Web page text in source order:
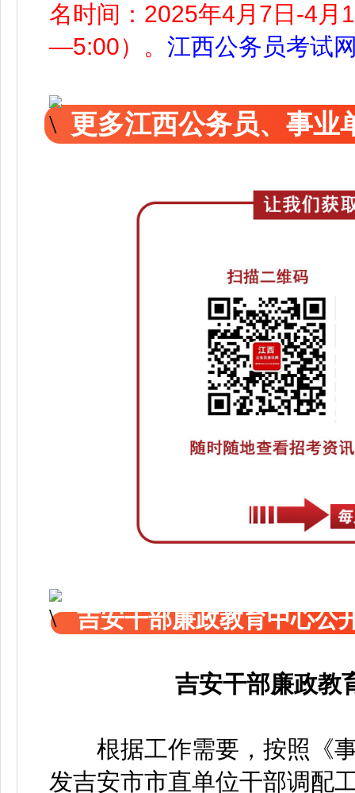
名时间：2025年4月7日-4
—5:00）。 江西公务员考试
更多江西公务员、事业
吉安干部廉政教育中心公
吉安干部廉政教
根据工作需要，按照《事
发吉安市市直单位干部调配